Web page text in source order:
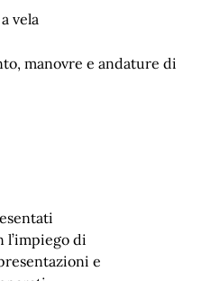
vela
manovre e andature di
l’impiego di
e